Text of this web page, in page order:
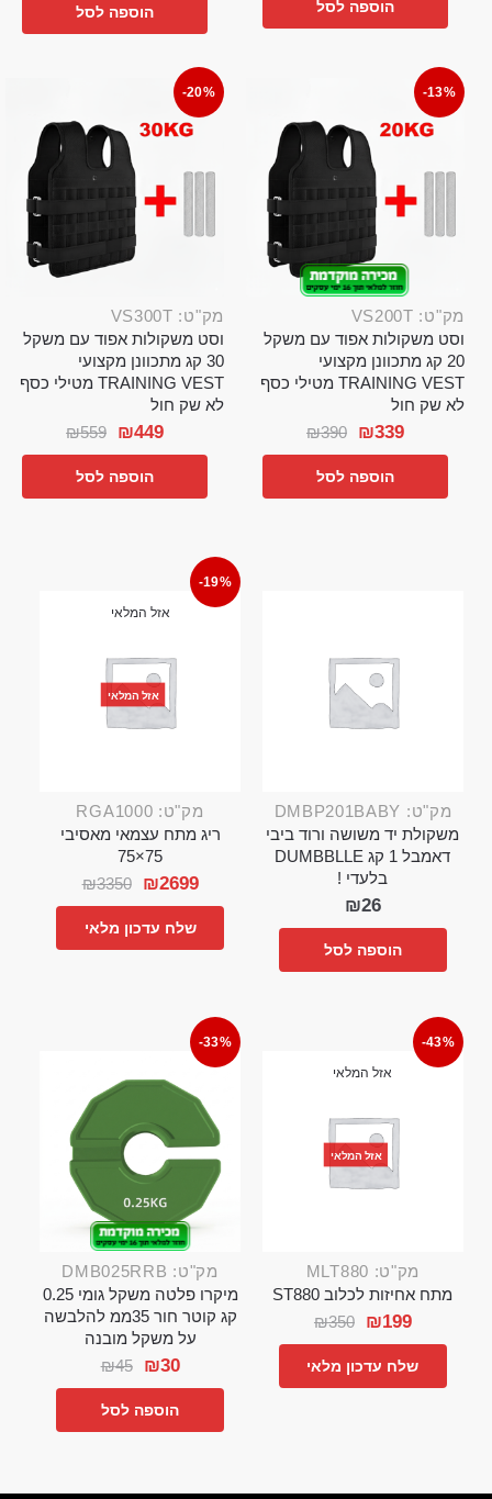
הוספה לסל הוספה לסל
-13%
מק"ט: VS200T
וסט משקולות אפוד עם משקל
20 קג מתכוונן מקצועי
TRAINING VEST מטילי כסף
לא שק חול
₪390 ₪339
הוספה לסל
-20%
מק"ט: VS300T
וסט משקולות אפוד עם משקל
30 קג מתכוונן מקצועי
TRAINING VEST מטילי כסף
לא שק חול
₪559 ₪449
הוספה לסל
מק"ט: DMBP201BABY
משקולת יד משושה ורוד ביבי
דאמבל 1 קג DUMBBLLE
בלעדי !
₪26
הוספה לסל
-19%
אזל המלאי
אזל המלאי
מק"ט: RGA1000
ריג מתח עצמאי מאסיבי
75×75
₪3350 ₪2699
שלח עדכון מלאי
-43%
אזל המלאי
אזל המלאי
מק"ט: MLT880
מתח אחיזות לכלוב ST880
₪350 ₪199
שלח עדכון מלאי
-33%
מק"ט: DMB025RRB
מיקרו פלטה משקל גומי 0.25
קג קוטר חור 35ממ להלבשה
על משקל מובנה
₪45 ₪30
הוספה לסל